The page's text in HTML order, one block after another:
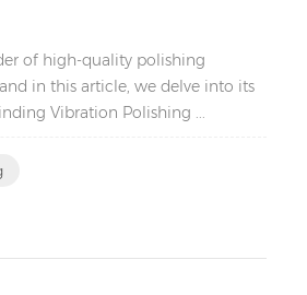
of high-quality polishing
in this article, we delve into its
Vibration Polishing ...